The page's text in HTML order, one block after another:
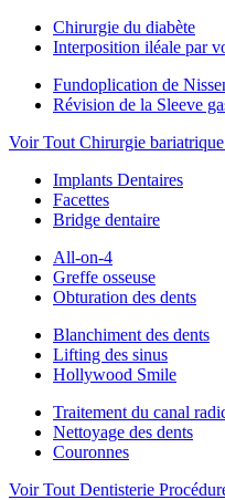
Chirurgie du diabète
Interposition iléale par
Fundoplication de
Révision de la Sleeve
Voir Tout Chirurgie
Implants Dentaires
Facettes
Bridge dentaire
All-on-4
Greffe osseuse
Obturation des dents
Blanchiment des dents
Lifting des sinus
Hollywood Smile
Traitement du canal
Nettoyage des dents
Couronnes
Voir Tout Dentisterie